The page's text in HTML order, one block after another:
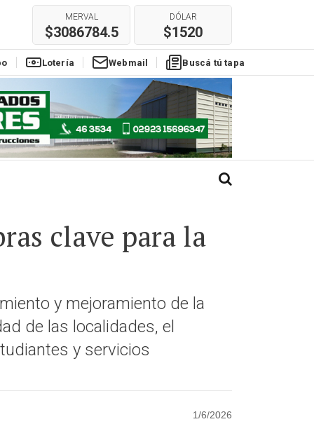
REAL
$304
EURO
$1780
$3086784.5 $1520
Lotería Webmail Buscá tú tapa
clave para la
y mejoramiento de la
de las localidades, el
y servicios
1/6/2026